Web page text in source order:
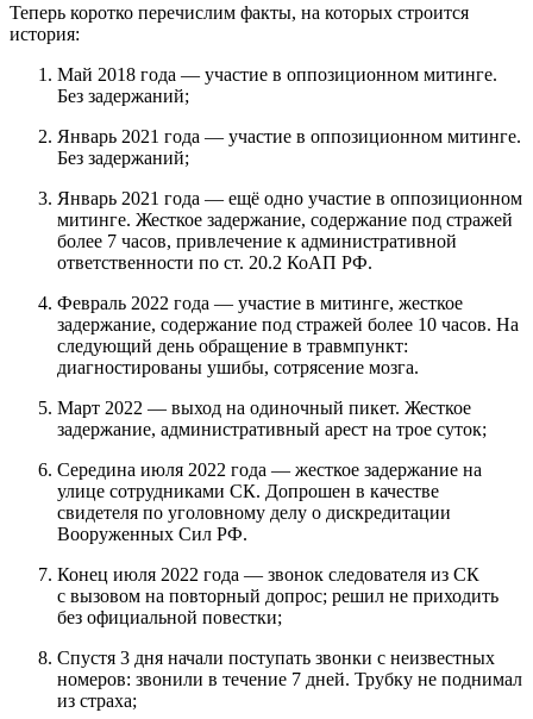
Теперь коротко перечислим факты, на которых строится
история:
Май 2018 года — участие в оппозиционном митинге.
Без задержаний;
Январь 2021 года — участие в оппозиционном митинге.
Без задержаний;
Январь 2021 года — ещё одно участие в оппозиционном
митинге. Жесткое задержание, содержание под стражей
более 7 часов, привлечение к административной
ответственности по ст. 20.2 КоАП РФ.
Февраль 2022 года — участие в митинге, жесткое
задержание, содержание под стражей более 10 часов. На
следующий день обращение в травмпункт:
диагностированы ушибы, сотрясение мозга.
Март 2022 — выход на одиночный пикет. Жесткое
задержание, административный арест на трое суток;
Середина июля 2022 года — жесткое задержание на
улице сотрудниками СК. Допрошен в качестве
свидетеля по уголовному делу о дискредитации
Вооруженных Сил РФ.
Конец июля 2022 года — звонок следователя из СК
с вызовом на повторный допрос; решил не приходить
без официальной повестки;
Спустя 3 дня начали поступать звонки с неизвестных
номеров: звонили в течение 7 дней. Трубку не поднимал
из страха;